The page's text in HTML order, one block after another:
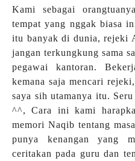
Kami sebagai
tempat yang nggak biasa
itu banyak di dunia, rejeki
jangan terkungkung sama
pegawai kantoran.
kemana saja mencari
saya sih utamanya itu.
^^, Cara ini kami
memori Naqib tentang
punya kenangan yang
ceritakan pada guru dan